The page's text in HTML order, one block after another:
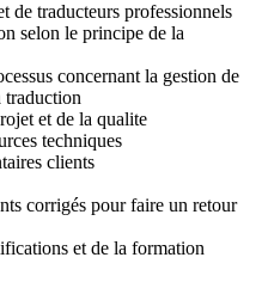
de traducteurs professionnels
selon le principe de la
concernant la gestion de
traduction
et de la qualite
techniques
clients
corrigés pour faire un retour
et de la formation